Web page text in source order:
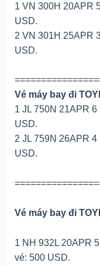
1 VN 300H 20APR
USD.
2 VN 301H 25APR
USD.
Vé máy bay đi
1 JL 750N 21APR
USD.
2 JL 759N 26APR
USD.
Vé máy bay đi
1 NH 932L 20APR
vé: 500 USD.